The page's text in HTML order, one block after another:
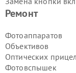
Ремонт
Фотоаппаратов
Объективов
Оптических
Фотовспышек
видеокамеры Nikon
видеокамеры Nikon
Замена кнопки
видеокамеры Nikon
Замена кнопки
видеокамеры Nikon